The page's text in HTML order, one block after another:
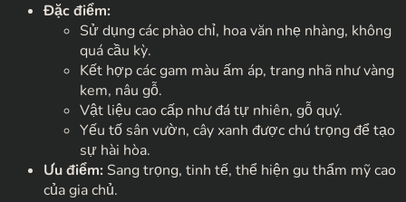
Đặc điểm:
Sử dụng các phào chỉ, hoa văn nhẹ nhàng, không
quá cầu kỳ.
Kết hợp các gam màu ấm áp, trang nhã như vàng
kem, nâu gỗ.
Vật liệu cao cấp như đá tự nhiên, gỗ quý.
Yếu tố sân vườn, cây xanh được chú trọng để tạo
sự hài hòa.
Ưu điểm: Sang trọng, tinh tế, thể hiện gu thẩm mỹ cao
của gia chủ.